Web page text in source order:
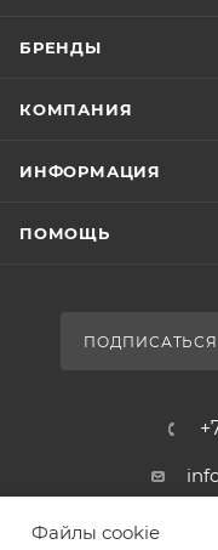
БРЕНДЫ
КОМПАНИЯ
ИНФОРМАЦИЯ
ПОМОЩЬ
117418,
Файлы cookie